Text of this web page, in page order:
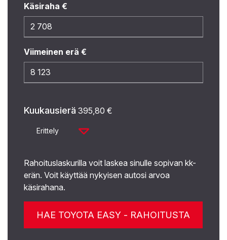
Käsiraha €
Viimeinen erä €
Kuukausierä 395,80 €
Erittely
Rahoituslaskurilla voit laskea sinulle sopivan kk-
erän. Voit käyttää nykyisen autosi arvoa
käsirahana.